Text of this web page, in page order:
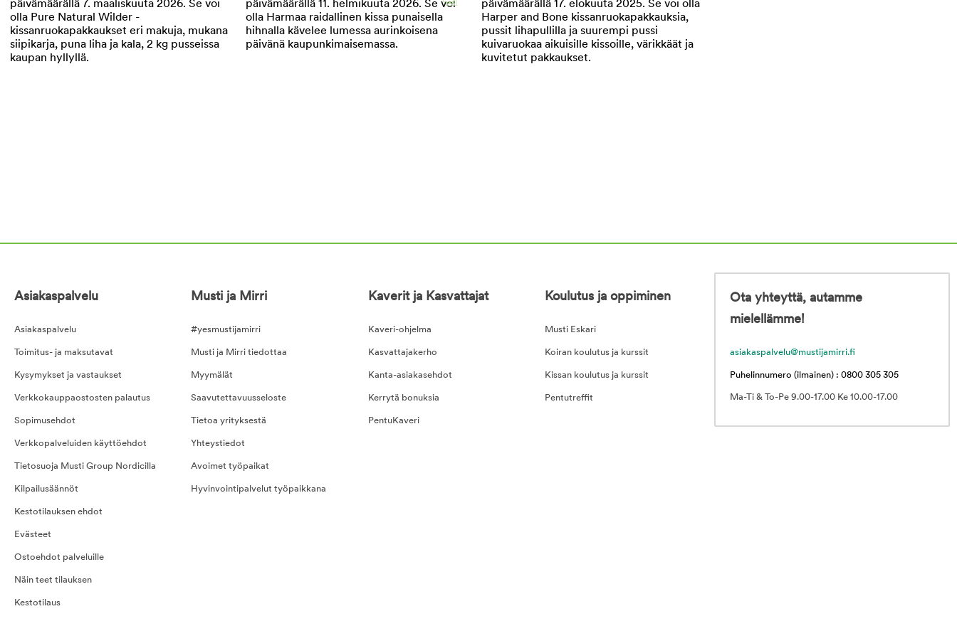
Asiakaspalvelu
Asiakaspalvelu
Toimitus- ja maksutavat
Kysymykset ja vastaukset
Verkkokauppaostosten palautus
Sopimusehdot
Verkkopalveluiden käyttöehdot
Tietosuoja Musti Group Nordicilla
Kilpailusäännöt
Kestotilauksen ehdot
Evästeet
Ostoehdot palveluille
Näin teet tilauksen
Kestotilaus
Musti ja Mirri
#yesmustijamirri
Musti ja Mirri tiedottaa
Myymälät
Saavutettavuusseloste
Tietoa yrityksestä
Yhteystiedot
Avoimet työpaikat
Hyvinvointipalvelut työpaikkana
Kaverit ja Kasvattajat
Kaveri-ohjelma
Kasvattajakerho
Kanta-asiakasehdot
Kerrytä bonuksia
PentuKaveri
Koulutus ja oppiminen
Musti Eskari
Koiran koulutus ja kurssit
Kissan koulutus ja kurssit
Pentutreffit
Ota yhteyttä, autamme
mielellämme!
asiakaspalvelu@mustijamirri.fi
Puhelinnumero (ilmainen) : 0800 305 305
Ma-Ti & To-Pe 9.00-17.00 Ke 10.00-17.00